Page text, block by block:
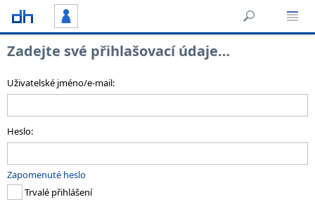
Zadejte své přihlašovací údaje…
Uživatelské jméno/e-mail:
Heslo:
Zapomenuté heslo
Trvalé přihlášení